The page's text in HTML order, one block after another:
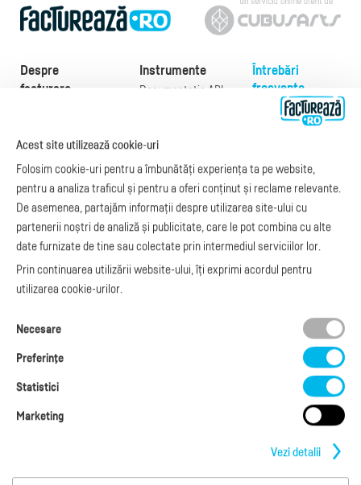
Despre
facturare
Exemple de facturi
Model factură
Manual de
facturare
Legislaţie facturi
Facturare online
blog.factureaza.ro
Instrumente
Documentație API
e-Factura B2C
API e-Factura
e-Transport
Integrare Stripe
Integrare
SmartFintech
Integrare PrestaShop
Întrebări
frecvente
Despre noi
ajutor?
L-V: 09:00 - 17:00
0368 409 233
office@factureaza.ro
Acest site utilizează cookie-uri
Folosim cookie-uri pentru a îmbunătăți experiența ta pe website,
pentru a analiza traficul și pentru a oferi conținut și reclame relevante.
De asemenea, partajăm informații despre utilizarea site-ului cu
partenerii noștri de analiză și publicitate, care le pot combina cu alte
date furnizate de tine sau colectate prin intermediul serviciilor lor.
Prin continuarea utilizării website-ului, îți exprimi acordul pentru
utilizarea cookie-urilor.
Necesare
Preferinţe
Statistici
Marketing
Vezi detalii